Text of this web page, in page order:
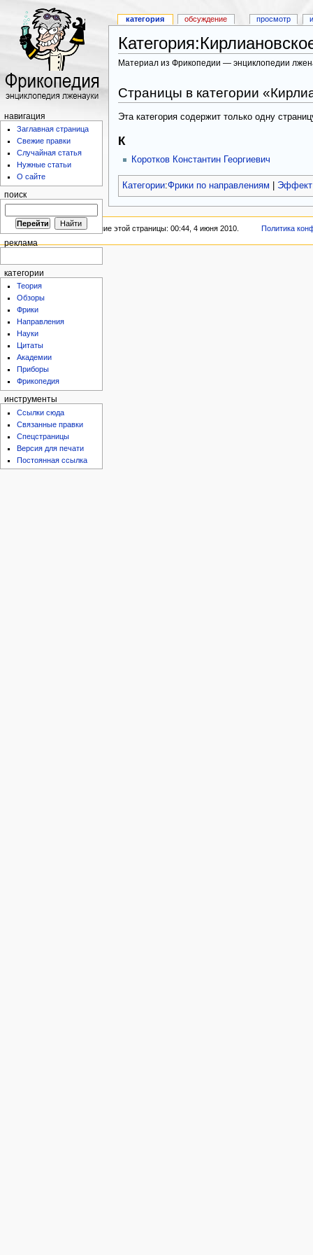
категория обсуждение просмотр
навигация
Заглавная страница
Свежие правки
Случайная статья
Нужные статьи
О сайте
поиск
реклама
категории
Теория
Обзоры
Фрики
Направления
Науки
Цитаты
Академии
Приборы
Фрикопедия
инструменты
Ссылки сюда
Связанные правки
Спецстраницы
Версия для печати
Постоянная ссылка
Материал из Фрикопедии — энциклопедии
Страницы в категории
Эта категория содержит только одну
К
Коротков Константин Георгиевич
Категории:Фрики по направлениям Эффект
Последнее изменение этой страницы: 00:44, 4 июня 2010. Политика